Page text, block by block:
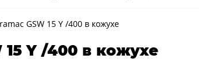
GSW 15 Y /400 в кожухе
Y /400 в кожухе